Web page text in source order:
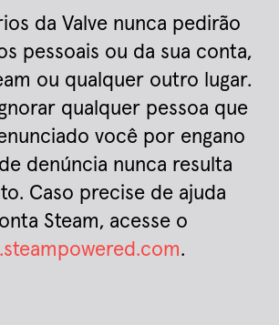
da Valve nunca pedirão
pessoais ou da sua conta,
ou qualquer outro lugar.
qualquer pessoa que
você por engano
denúncia nunca resulta
Caso precise de ajuda
Steam, acesse o
.